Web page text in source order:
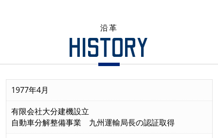
沿革
HISTORY
1977年4月
有限会社大分建機設立
自動車分解整備事業 九州運輸局長の認証取得